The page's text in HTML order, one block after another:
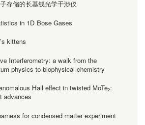
存储的长基线光学干涉仪
in 1D Bose Gases
kittens
Interferometry: a walk from the
physics to biophysical chemistry
Hall effect in twisted MoTe₂:
advances
for condensed matter experiment